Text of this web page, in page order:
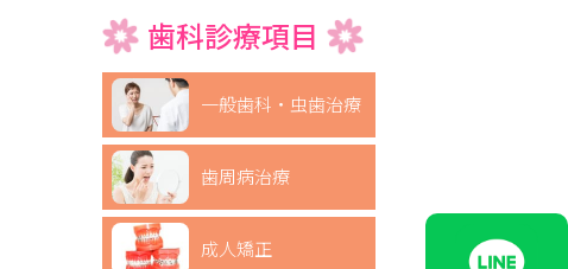
歯科診療項目
一般歯科・虫歯治療
歯周病治療
成人矯正